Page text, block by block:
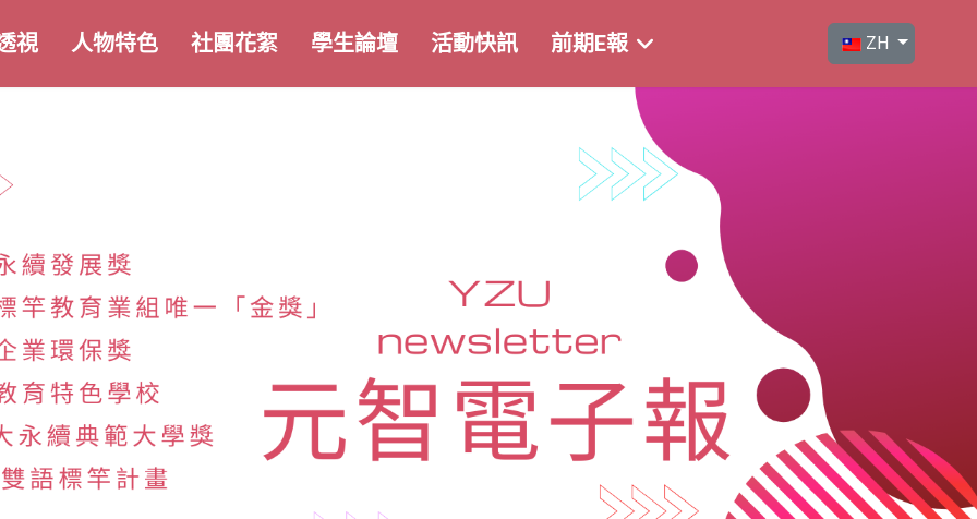
視 人物特色 社團花絮 學生論壇 活動快訊 前期E報 選擇你的語言
ZH